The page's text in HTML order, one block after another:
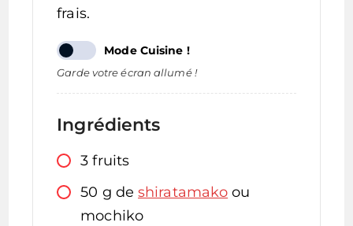
frais.
Mode Cuisine !
Garde votre écran allumé !
Ingrédients
3 fruits
50 g deshiratamako ou
mochiko